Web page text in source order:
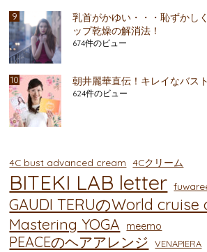
乳首がかゆい・・・恥ずかし
ップ乾燥の解消法！
674件のビュー
朝井麗華直伝！キレイなバス
624件のビュー
4C bust advanced cream 4Cクリーム
BITEKI LAB letter
GAUDI TERUのWorld
Mastering YOGA meemo
PEACEのヘアアレンジ VENAPIERA